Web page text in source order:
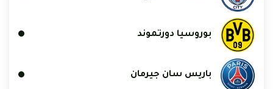
بوروسيا دورتموند
باريس سان جيرمان